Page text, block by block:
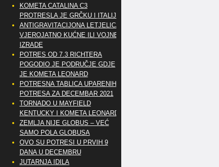
KOMETA CATALINA C3
PROTRESLA JE GRČKU I ITALIJU
ANTIGRAVITACIJONA LETJELICA
VJEROJATNO KUĆNE ILI VOJNE
IZRADE
POTRES OD 7.3 RICHTERA
POGODIO JE PODRUČJE GDJE
JE KOMETA LEONARD
POTRESNA TABLICA UPARENIH
POTRESA ZA DECEMBAR 2021
TORNADO U MAYFIELD
KENTUCKY I KOMETA LEONARD
ZEMLJA NIJE GLOBUS – VEĆ
SAMO POLA GLOBUSA
OVO SU POTRESI U PRVIH 9
DANA U DECEMBRU
JUTARNJA IDILA